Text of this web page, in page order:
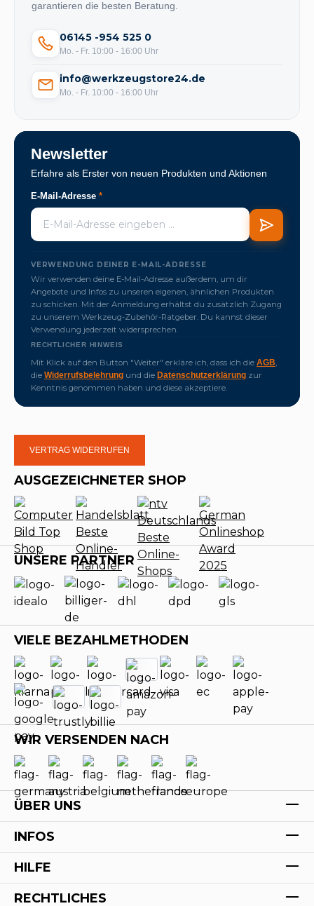
garantieren die besten Beratung.
06145 -954 525 0
Mo. - Fr. 10:00 - 16:00 Uhr
info@werkzeugstore24.de
Mo. - Fr. 10:00 - 16:00 Uhr
Newsletter
Erfahre als Erster von neuen Produkten und Aktionen
E-Mail-Adresse *
VERWENDUNG DEINER E-MAIL-ADRESSE
Wir verwenden deine E-Mail-Adresse außerdem, um dir
Angebote und Infos zu unseren eigenen, ähnlichen Produkten
zu schicken. Mit der Anmeldung erhältst du zusätzlich Zugang
zu unserem Werkzeug-Zubehör-Ratgeber. Du kannst dieser
Verwendung jederzeit widersprechen.
RECHTLICHER HINWEIS
Mit Klick auf den Button "Weiter" erkläre ich, dass ich die AGB,
die Widerrufsbelehrung und die Datenschutzerklärung zur
Kenntnis genommen haben und diese akzeptiere.
VERTRAG WIDERRUFEN
AUSGEZEICHNETER SHOP
UNSERE PARTNER
VIELE BEZAHLMETHODEN
WIR VERSENDEN NACH
ÜBER UNS
INFOS
HILFE
RECHTLICHES